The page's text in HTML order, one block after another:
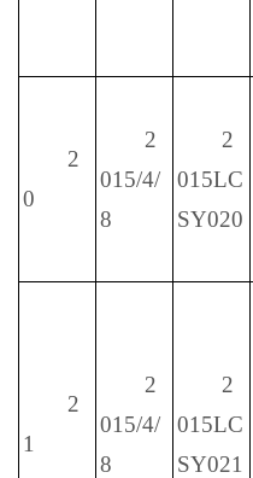
2
0
2
015/4/
8
2
015LC
SY020
2
1
2
015/4/
8
2
015LC
SY021